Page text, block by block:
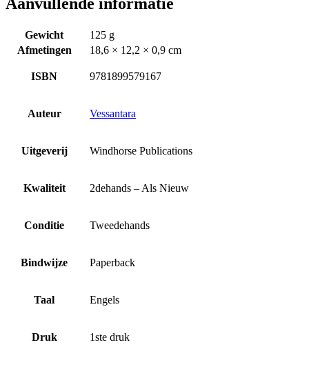
Gewicht
125 g
Afmetingen
18,6 × 12,2 × 0,9 cm
ISBN 9781899579167
Auteur Vessantara
Uitgeverij Windhorse Publications
Kwaliteit 2dehands – Als Nieuw
Conditie Tweedehands
Bindwijze Paperback
Taal Engels
Druk 1ste druk